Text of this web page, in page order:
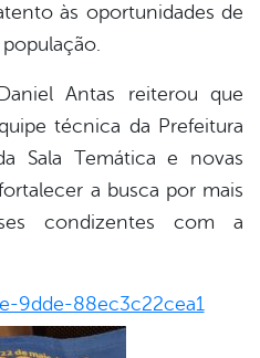
às oportunidades de
Antas reiterou que
técnica da Prefeitura
Sala Temática e novas
a busca por mais
condizentes com a
9dde-88ec3c22cea1